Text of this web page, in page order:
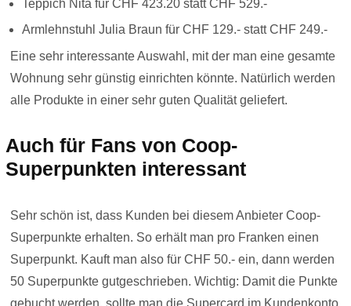
Teppich Nita für CHF 423.20 statt CHF 529.-
Armlehnstuhl Julia Braun für CHF 129.- statt CHF 249.-
Eine sehr interessante Auswahl, mit der man eine gesamte
Wohnung sehr günstig einrichten könnte. Natürlich werden
alle Produkte in einer sehr guten Qualität geliefert.
Auch für Fans von Coop-
Superpunkten interessant
Sehr schön ist, dass Kunden bei diesem Anbieter Coop-
Superpunkte erhalten. So erhält man pro Franken einen
Superpunkt. Kauft man also für CHF 50.- ein, dann werden
50 Superpunkte gutgeschrieben. Wichtig: Damit die Punkte
gebucht werden, sollte man die Supercard im Kundenkonto